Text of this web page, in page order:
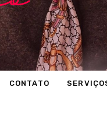
CONTATO